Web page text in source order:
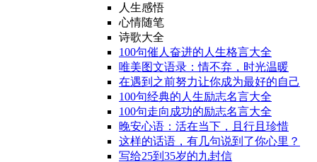
人生感悟
心情随笔
诗歌大全
100句催人奋进的人生格言大全
唯美图文语录：情不弃，时光温暖
在遇到之前努力让你成为最好的自己
100句经典的人生励志名言大全
100句走向成功的励志名言大全
晚安心语：活在当下，且行且珍惜
这样的话语，有几句说到了你心里？
写给25到35岁的九封信